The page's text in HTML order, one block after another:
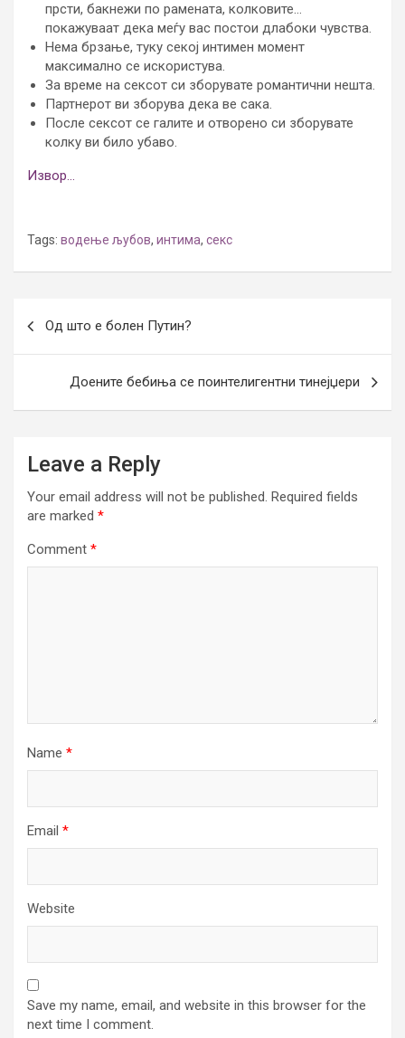
прсти, бакнежи по рамената, колковите…
покажуваат дека меѓу вас постои длабоки чувства.
Нема брзање, туку секој интимен момент
максимално се искористува.
За време на сексот си зборувате романтични нешта.
Партнерот ви зборува дека ве сака.
После сексот се галите и отворено си зборувате
колку ви било убаво.
Извор…
Tags: водење љубов, интима, секс
navigation
Од што е болен Путин?
Доените бебиња се поинтелигентни тинејџери
Leave a Reply
Your email address will not be published. Required fields
are marked *
Comment *
Name *
Email *
Website
Save my name, email, and website in this browser for the
next time I comment.